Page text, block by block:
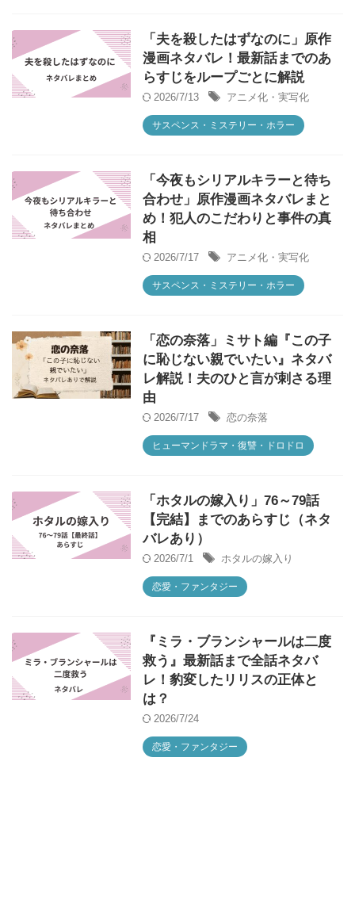
「夫を殺したはずなのに」原作
漫画ネタバレ！最新話までのあ
らすじをループごとに解説
2026/7/13 アニメ化・実写化
サスペンス・ミステリー・ホラー
「今夜もシリアルキラーと待ち
合わせ」原作漫画ネタバレまと
め！犯人のこだわりと事件の真
相
2026/7/17 アニメ化・実写化
サスペンス・ミステリー・ホラー
「恋の奈落」ミサト編『この子
に恥じない親でいたい』ネタバ
レ解説！夫のひと言が刺さる理
由
2026/7/17 恋の奈落
ヒューマンドラマ・復讐・ドロドロ
「ホタルの嫁入り」76～79話
【完結】までのあらすじ（ネタ
バレあり）
2026/7/1 ホタルの嫁入り
恋愛・ファンタジー
『ミラ・ブランシャールは二度
救う』最新話まで全話ネタバ
レ！豹変したリリスの正体と
は？
2026/7/24
恋愛・ファンタジー